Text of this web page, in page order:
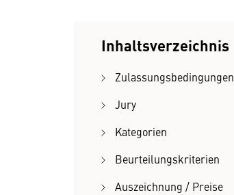
Inhaltsverzeichnis
Zulassungsbedingungen
Jury
Kategorien
Beurteilungskriterien
Auszeichnung / Preise